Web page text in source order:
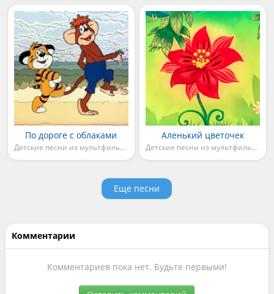
По дороге с облаками
Детские песни из мультфильмов
Аленький цветочек
Детские песни из мультфильмов
Еще песни
Комментарии
Комментариев пока нет. Будьте первыми!